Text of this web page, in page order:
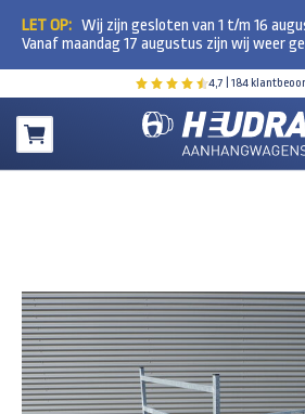
4,7 | 184
Winkelwagen
LET OP: Wij zijn gesloten van 1 t/m 16
Vanaf maandag 17 augustus zijn wij weer